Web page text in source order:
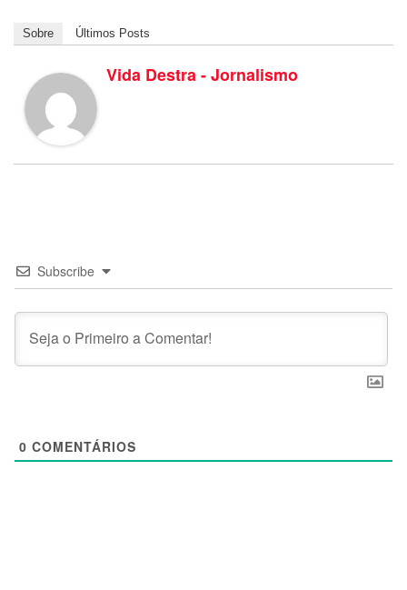
Sobre Últimos Posts
Vida Destra - Jornalismo
Subscribe
0 COMENTÁRIOS